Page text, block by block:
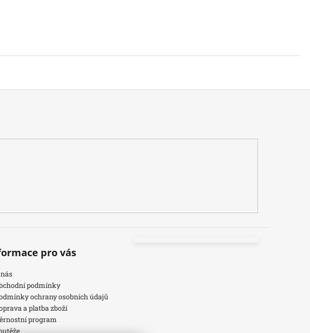
pro vás
nás
podmínky
ochrany osobních údajů
a platba zboží
program